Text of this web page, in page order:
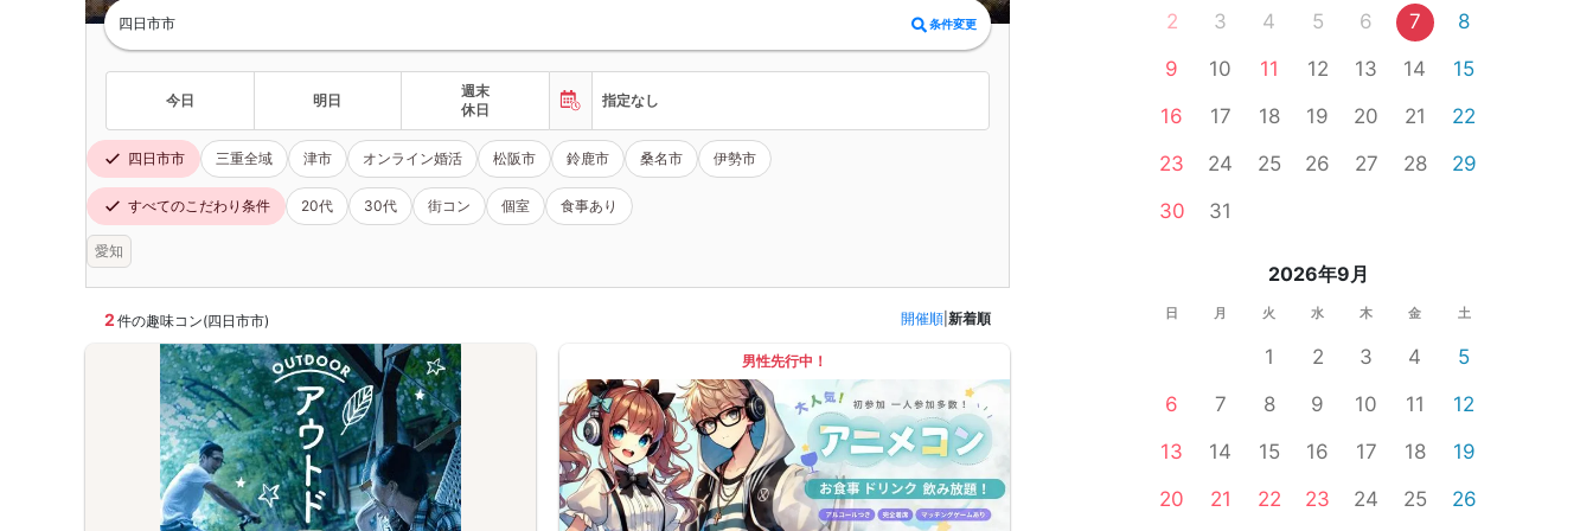
四日市市 条件変更
今日 明日
週末
休日
指定なし
四日市市 三重全域 津市 オンライン婚活 松阪市 鈴鹿市 桑名市 伊勢市
すべてのこだわり条件 20代 30代 街コン 個室 食事あり
愛知
2 件の趣味コン(四日市市) 開催順 新着順
男性先行中！
2 3 4 5 6 7
8
9
10 11 12 13 14
15
16
17 18 19 20 21
22
23
24 25 26 27 28
29
30
31
2026年9月
日 月 火 水 木 金 土
1 2 3 4
5
6
7 8 9 10 11
12
13
14 15 16 17 18
19
20
21 22 23 24 25 26